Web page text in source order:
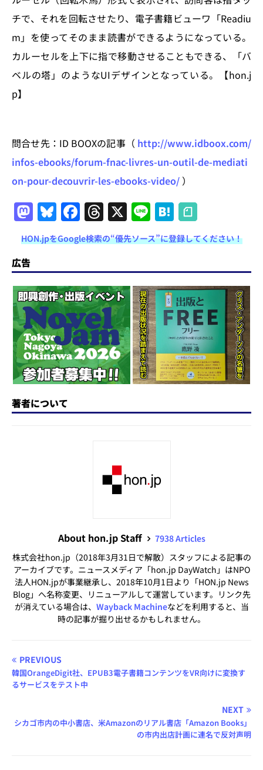
チで、それを回転させたり、電子書籍ビューワ「Readiu
m」を使ってそのまま読書ができるようになっている。
カルーセルを上下に指で移動させることもできる、「バ
ベルの塔」のようなUIデザインとなっている。【hon.j
p】
問合せ先：ID BOOXの記事（ http://www.idboox.com/
infos-ebooks/forum-fnac-livres-un-outil-de-mediati
on-pour-decouvrir-les-ebooks-video/ ）
M
a
st
o
d
o
n
Bl
u
e
s
k
y
F
a
c
e
b
o
o
k
T
h
re
a
d
s
X Li
n
e
H
at
e
n
a
HON.jpをGoogle検索の“優先ソース”に登録してください！
広告
著者について
About hon.jp Staff
7938 Articles
株式会社hon.jp（2018年3月31日で解散）スタッフによる記事の
アーカイブです。ニュースメディア「hon.jp DayWatch」はNPO
法人HON.jpが事業継承し、2018年10月1日より「HON.jp News
Blog」へ名称変更、リニューアルして運営しています。リンク先
が消えている場合は、 Wayback Machineなどを利用すると、当
時の記事が掘り出せるかもしれません。
PREVIOUS
韓国OrangeDigit社、EPUB3電子書籍コンテンツをVR向けに変換す
るサービスをテスト中
NEXT
シカゴ市内の中小書店、米Amazonのリアル書店「Amazon Books」
の市内出店計画に連名で反対声明